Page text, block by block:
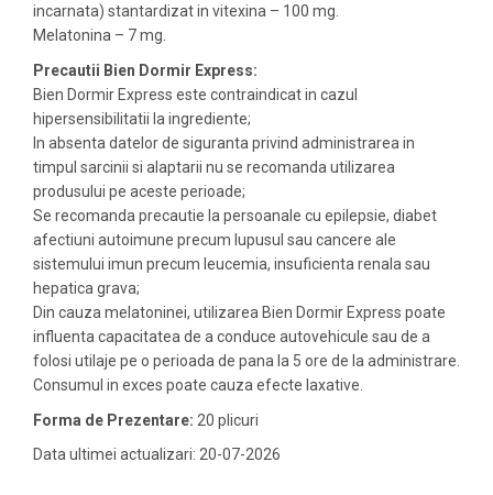
incarnata) stantardizat in vitexina – 100 mg.
Melatonina – 7 mg.
Precautii Bien Dormir Express:
Bien Dormir Express este contraindicat in cazul
hipersensibilitatii la ingrediente;
In absenta datelor de siguranta privind administrarea in
timpul sarcinii si alaptarii nu se recomanda utilizarea
produsului pe aceste perioade;
Se recomanda precautie la persoanale cu epilepsie, diabet
afectiuni autoimune precum lupusul sau cancere ale
sistemului imun precum leucemia, insuficienta renala sau
hepatica grava;
Din cauza melatoninei, utilizarea Bien Dormir Express poate
influenta capacitatea de a conduce autovehicule sau de a
folosi utilaje pe o perioada de pana la 5 ore de la administrare.
Consumul in exces poate cauza efecte laxative.
Forma de Prezentare: 20 plicuri
Data ultimei actualizari: 20-07-2026